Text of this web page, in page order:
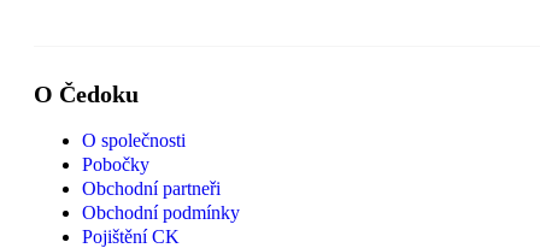
O Čedoku
O společnosti
Pobočky
Obchodní partneři
Obchodní podmínky
Pojištění CK